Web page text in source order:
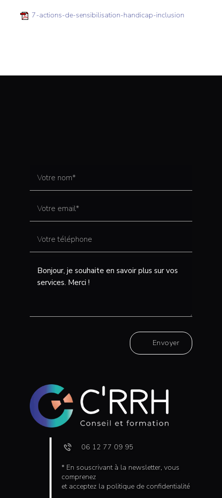
7-actions-de-sensibilisation-handicap-inclusion
Envoyer
06 12 77 09 95
* En souscrivant à la newsletter, vous
comprenez
et acceptez la politique de confidentialité